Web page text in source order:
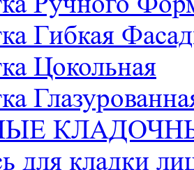
Гибкая
Цокольная
для кладки